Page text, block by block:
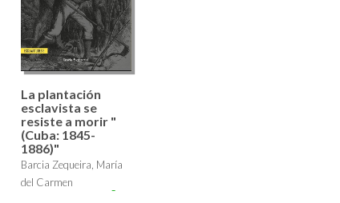
La plantación
esclavista se
resiste a morir "
(Cuba: 1845-
1886)"
Barcia Zequeira, María
del Carmen